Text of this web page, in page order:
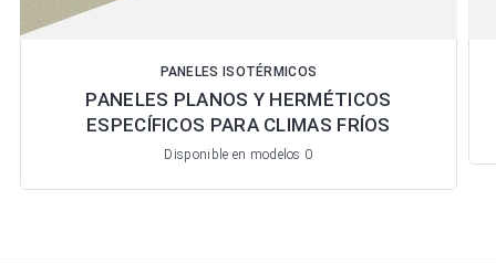
PANELES ISOTÉRMICOS
PANELES PLANOS Y HERMÉTICOS
ESPECÍFICOS PARA CLIMAS FRÍOS
Disponible en modelos 0